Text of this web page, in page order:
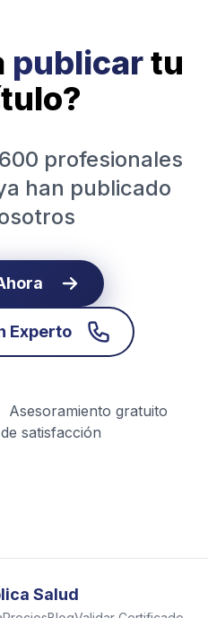
publicartu
profesionales
han publicado
Experto
Asesoramiento gratuito
satisfacción
Salud